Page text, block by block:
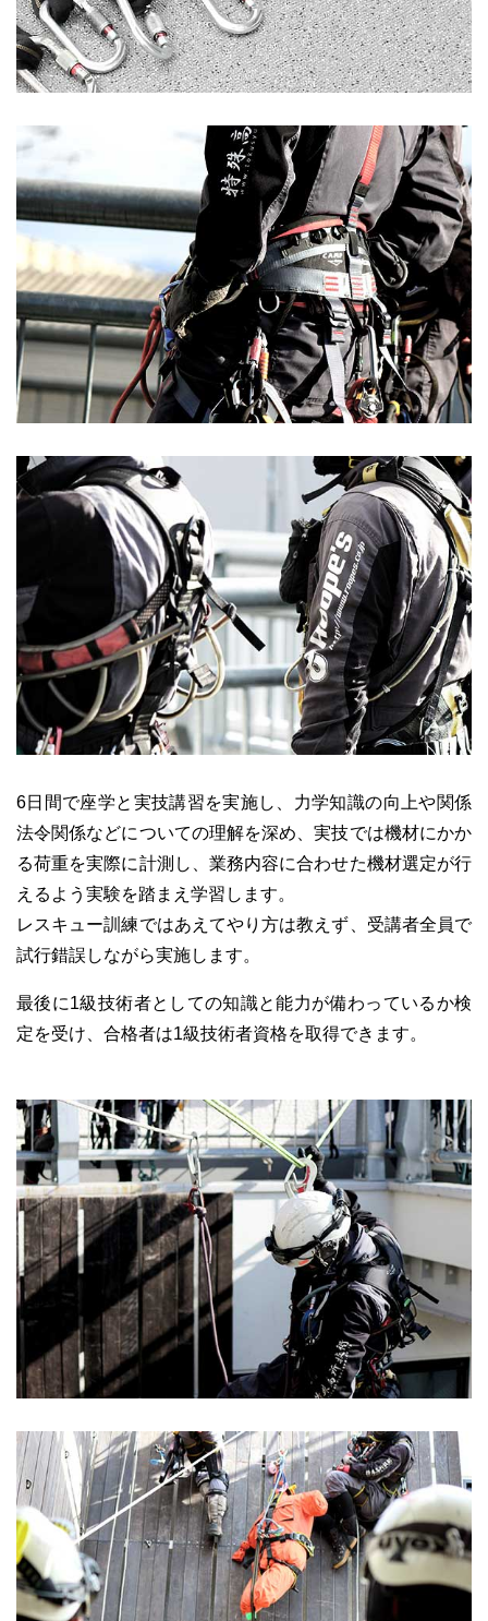
6日間で座学と実技講習を実施し、力学知識の向上や関係
法令関係などについての理解を深め、実技では機材にかか
る荷重を実際に計測し、業務内容に合わせた機材選定が行
えるよう実験を踏まえ学習します。
レスキュー訓練ではあえてやり方は教えず、受講者全員で
試行錯誤しながら実施します。
最後に1級技術者としての知識と能力が備わっているか検
定を受け、合格者は1級技術者資格を取得できます。